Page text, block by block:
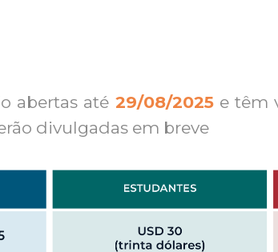
abertas até 29/08/2025e têm
divulgadas em breve